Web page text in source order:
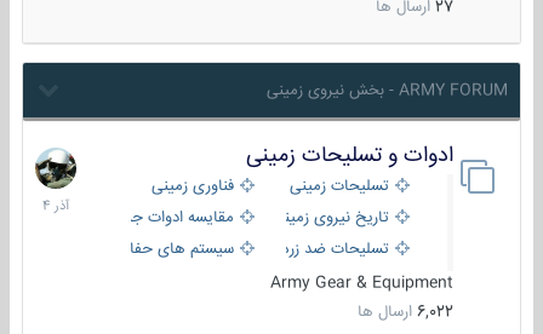
27 ارسال ها
ARMY FORUM - بخش نیروی زمینی
ادوات و تسلیحات زمینی
تسلیحات زمینی
فناوری زمینی
تاریخ نیروی زمینی
مقایسه ادوات جنگی
تسلیحات ضد زره
سیستم های حفاظت فعال
Army Gear & Equipment
6,022 ارسال ها
21
آذر
1404